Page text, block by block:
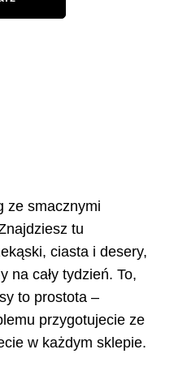
ze smacznymi
tu
ciasta i desery,
na cały tydzień. To,
to prostota –
przygotujecie ze
w każdym sklepie.